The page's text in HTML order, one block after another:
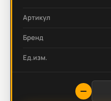
Артикул
Бренд
Ед.изм.